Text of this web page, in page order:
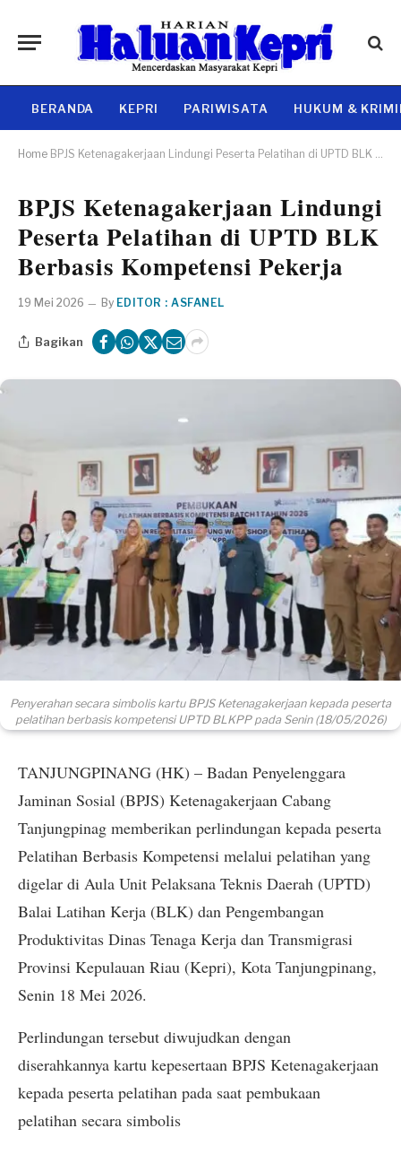
BERANDA KEPRI PARIWISATA HUKUM &
Home BPJS Ketenagakerjaan Lindungi Peserta Pelatihan di UPTD BLK Berbasis Kompetensi Pekerja
BPJS Ketenagakerjaan Lindungi
Peserta Pelatihan di UPTD BLK
Berbasis Kompetensi Pekerja
19 Mei 2026 By EDITOR : ASFANEL
Bagikan
Penyerahan secara simbolis kartu BPJS Ketenagakerjaan kepada peserta
pelatihan berbasis kompetensi UPTD BLKPP pada Senin (18/05/2026)
TANJUNGPINANG (HK) – Badan Penyelenggara
Jaminan Sosial (BPJS) Ketenagakerjaan Cabang
Tanjungpinag memberikan perlindungan kepada peserta
Pelatihan Berbasis Kompetensi melalui pelatihan yang
digelar di Aula Unit Pelaksana Teknis Daerah (UPTD)
Balai Latihan Kerja (BLK) dan Pengembangan
Produktivitas Dinas Tenaga Kerja dan Transmigrasi
Provinsi Kepulauan Riau (Kepri), Kota Tanjungpinang,
Senin 18 Mei 2026.
Perlindungan tersebut diwujudkan dengan
diserahkannya kartu kepesertaan BPJS Ketenagakerjaan
kepada peserta pelatihan pada saat pembukaan
pelatihan secara simbolis